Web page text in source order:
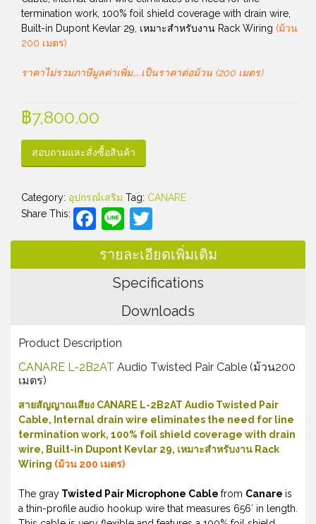
termination work, 100% foil shield coverage with drain wire,
Built-in Dupont Kevlar 29, เหมาะสำหรับงาน Rack Wiring (ม้วน
200 เมตร)
ราคาไม่รวมภาษีมูลค่าเพิ่ม…..เป็นราคาต่อม้วน (200 เมตร)
฿7,800.00
สอบถามและสั่งซื้อสินค้า
Category: อุปกรณ์เสริม Tag: CANARE
Share This:
Facebook
Line
รายละเอียดเพิ่มเติม
Specifications
Downloads
Product Description
CANARE L-2B2AT Audio Twisted Pair Cable (ม้วน200
เมตร)
สายสัญญาณเสียง CANARE L-2B2AT Audio Twisted Pair
Cable, Internal drain wire eliminates the need for line
termination work, 100% foil shield coverage with drain
wire, Built-in Dupont Kevlar 29, เหมาะสำหรับงาน Rack
Wiring (ม้วน 200 เมตร)
The gray Twisted Pair Microphone Cable from Canare is
a thin-profile audio hookup wire that measures 656′ in length.